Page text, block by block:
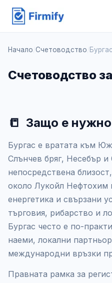
Начало Счетоводство Бургас
Счетоводство
📒 Защо е нужно
Бургас е вратата към
Слънчев бряг, Несебър и
непосредствена
около Лукойл Нефтохим
енергетика и свързани
търговия, рибарство и
Бургас често е по-
наеми, локални
международни връзки
Правната рамка за